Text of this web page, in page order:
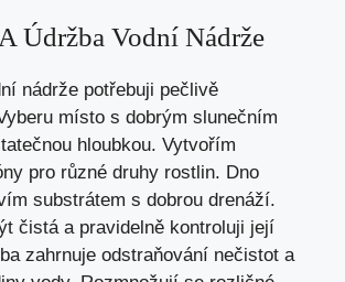
Údržba Vodní Nádrže
nádrže potřebuji pečlivě
místo s dobrým slunečním
hloubkou. Vytvořím
pro různé druhy rostlin. Dno
substrátem s dobrou drenáží.
čistá a pravidelně kontroluji její
zahrnuje odstraňování nečistot a